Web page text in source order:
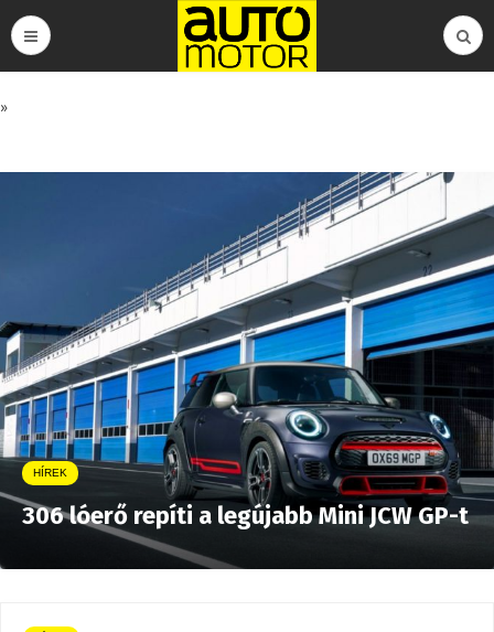
»
HÍREK
306 lóerő repíti a legújabb Mini JCW GP-t